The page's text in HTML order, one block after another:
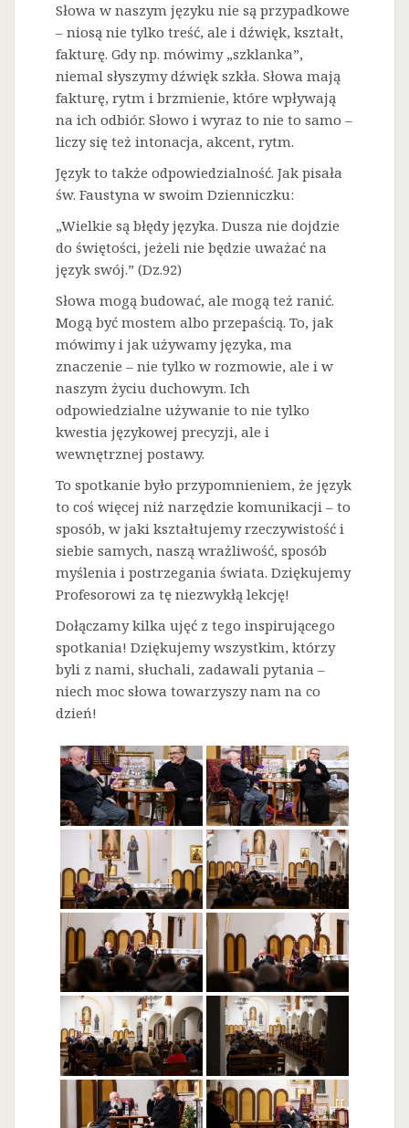
Słowa w naszym języku nie są przypadkowe
– niosą nie tylko treść, ale i dźwięk, kształt,
fakturę. Gdy np. mówimy „szklanka”,
niemal słyszymy dźwięk szkła. Słowa mają
fakturę, rytm i brzmienie, które wpływają
na ich odbiór. Słowo i wyraz to nie to samo –
liczy się też intonacja, akcent, rytm.
Język to także odpowiedzialność. Jak pisała
św. Faustyna w swoim Dzienniczku:
„Wielkie są błędy języka. Dusza nie dojdzie
do świętości, jeżeli nie będzie uważać na
język swój.” (Dz.92)
Słowa mogą budować, ale mogą też ranić.
Mogą być mostem albo przepaścią. To, jak
mówimy i jak używamy języka, ma
znaczenie – nie tylko w rozmowie, ale i w
naszym życiu duchowym. Ich
odpowiedzialne używanie to nie tylko
kwestia językowej precyzji, ale i
wewnętrznej postawy.
To spotkanie było przypomnieniem, że język
to coś więcej niż narzędzie komunikacji – to
sposób, w jaki kształtujemy rzeczywistość i
siebie samych, naszą wrażliwość, sposób
myślenia i postrzegania świata. Dziękujemy
Profesorowi za tę niezwykłą lekcję!
Dołączamy kilka ujęć z tego inspirującego
spotkania! Dziękujemy wszystkim, którzy
byli z nami, słuchali, zadawali pytania –
niech moc słowa towarzyszy nam na co
dzień!